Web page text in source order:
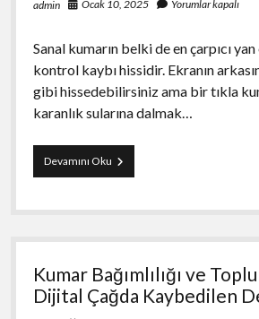
admin Ocak 10, 2025 Yorumlar kapalı
Sanal kumarın belki de en çarpıcı
kontrol kaybı hissidir. Ekranın
gibi hissedebilirsiniz ama bir tıkla
karanlık sularına dalmak…
Devamını OkuKumarın
Psikolojik
Sanal
Zihinsel
Üzerindeki
Yansımaları
Kumar Bağımlılığı ve
Dijital Çağda Kaybedilen